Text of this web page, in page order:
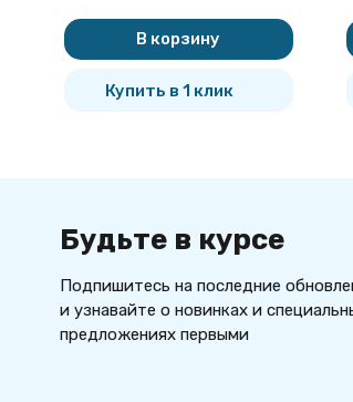
В корзину
Купить в 1 клик
Будьте в курсе
Подпишитесь на последние
и узнавайте о новинках и
предложениях первыми